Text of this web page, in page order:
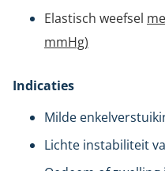
Elastisch weefsel
mmHg)
Indicaties
Milde
Lichte instabiliteit